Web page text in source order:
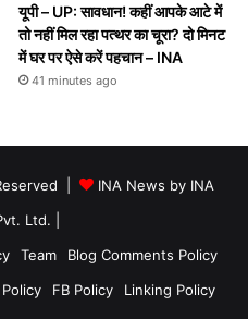
यूपी – UP: सावधान! कहीं आपके आटे में
तो नहीं मिल रहा पत्थर का चूरा? दो मिनट
में घर पर ऐसे करें पहचान – INA
41 minutes ago
|
INA News by INA
Ltd.
Team
Blog Comments Policy
FB Policy
Linking Policy